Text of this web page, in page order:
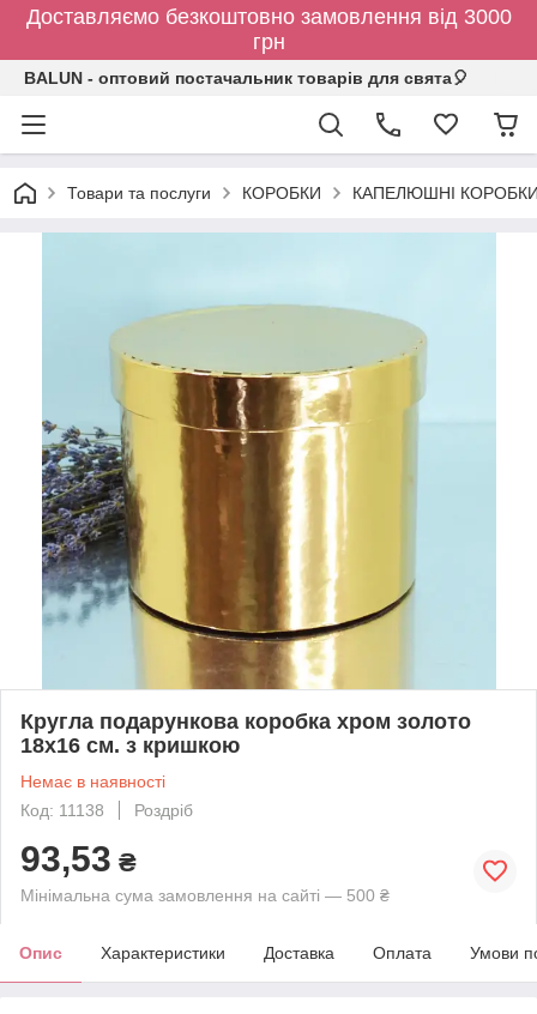
Доставляємо безкоштовно замовлення від 3000
грн
BALUN - оптовий постачальник товарів для свята🎈
Товари та послуги КОРОБКИ КАПЕЛЮШНІ
Кругла подарункова коробка хром золото
18х16 см. з кришкою
Немає в наявності
Код: 11138
Роздріб
93,53 ₴
Мінімальна сума замовлення на сайті — 500 ₴
Опис Характеристики Доставка Оплата Умови